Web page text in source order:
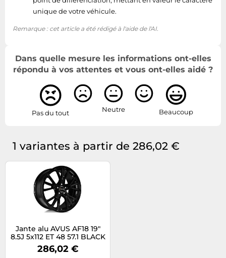
unique de votre véhicule.
Remarque : cet article a été rédigé à l'aide de l'AI.
Dans quelle mesure les informations ont-elles
répondu à vos attentes et vous ont-elles aidé ?
Pas du tout Neutre Beaucoup
1 variantes à partir de 286,02 €
Jante alu AVUS AF18 19"
8.5J 5x112 ET 48 57.1 BLACK
286,02 €